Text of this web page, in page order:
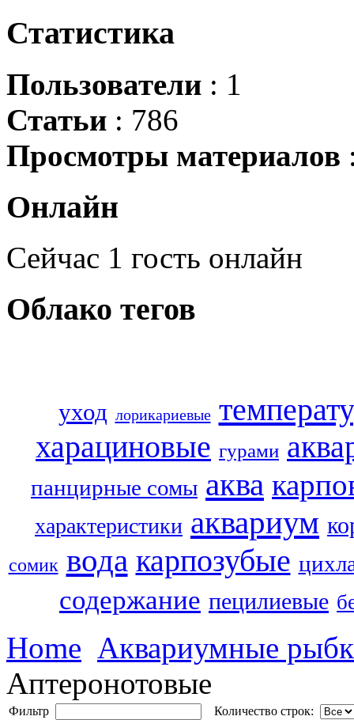
Статистика
Пользователи : 1
Статьи : 786
Просмотры материалов
Онлайн
Сейчас 1 гость онлайн
Облако тегов
уход лорикариевые
харациновые гурами
панцирные сомы аква
характеристики аквариум
сомик вода карпозубые
содержание пецилиевые
Home Аквариумные
Аптеронотовые
Фильтр
Количество строк: